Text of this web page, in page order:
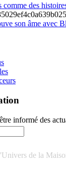
comme des
son âme avec
informé des
de la